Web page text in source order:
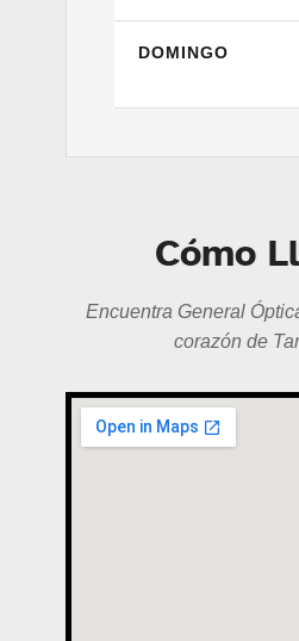
DOMINGO
Cómo
Encuentra General
corazón de